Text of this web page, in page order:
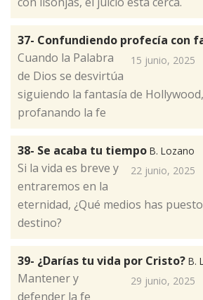
37- Confundiendo profecía con
15 junio, 2025
Cuando la Palabra
de Dios se desvirtúa
siguiendo la fantasía de
profanando la fe
38- Se acaba tu tiempo B. Lozano
22 junio, 2025
Si la vida es breve y
entraremos en la
eternidad, ¿Qué medios has
destino?
39- ¿Darías tu vida por Cristo? B.
29 junio, 2025
Mantener y
defender la fe